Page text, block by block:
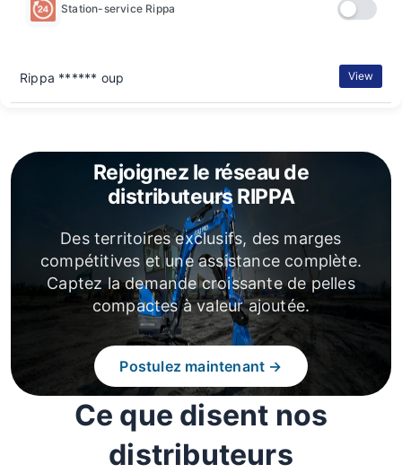
Station-service Rippa
Rippa ****** oup View
Rejoignez le réseau de
distributeurs RIPPA
Des territoires exclusifs, des marges
compétitives et une assistance complète.
Captez la demande croissante de pelles
compactes à valeur ajoutée.
Postulez maintenant →
Ce que disent nos
distributeurs